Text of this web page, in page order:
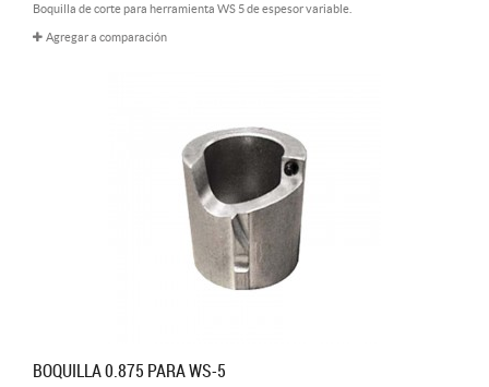
Boquilla de corte para herramienta WS 5 de espesor variable.
Agregar a comparación
BOQUILLA 0.875 PARA WS-5